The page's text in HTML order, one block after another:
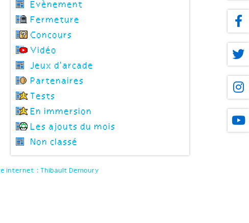
Evènement
Fermeture
Concours
Vidéo
Jeux d'arcade
Partenaires
Tests
En immersion
Les ajouts du mois
Non classé
internet : Thibault Demoury